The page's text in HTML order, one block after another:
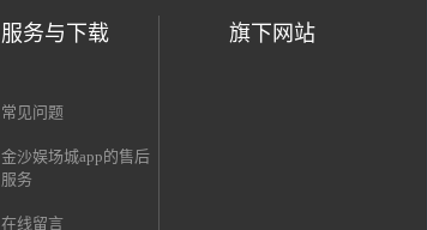
服务与下载
常见问题
金沙娱场城app的售后
服务
在线留言
旗下网站